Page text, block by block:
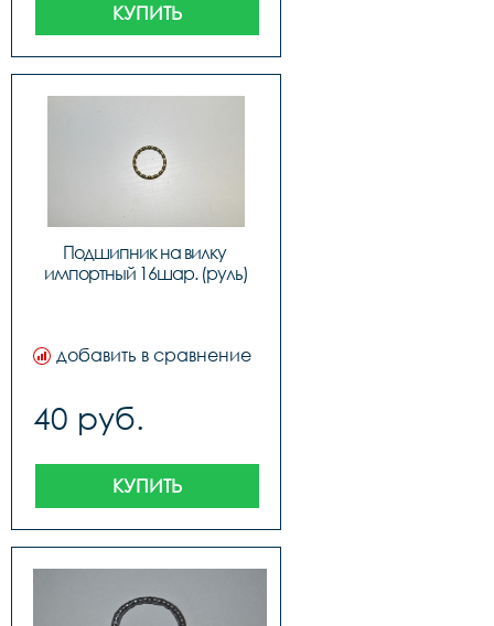
КУПИТЬ
Подшипник на вилку
импортный 16шар. (руль)
добавить в сравнение
40 руб.
КУПИТЬ